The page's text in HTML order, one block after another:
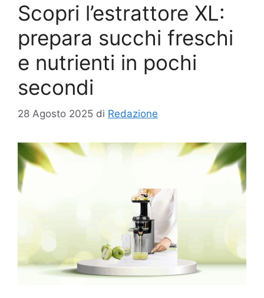
Scopri l’estrattore XL:
prepara succhi freschi
e nutrienti in pochi
secondi
28 Agosto 2025 di Redazione